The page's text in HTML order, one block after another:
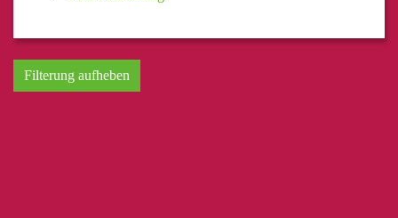
Filterung aufheben